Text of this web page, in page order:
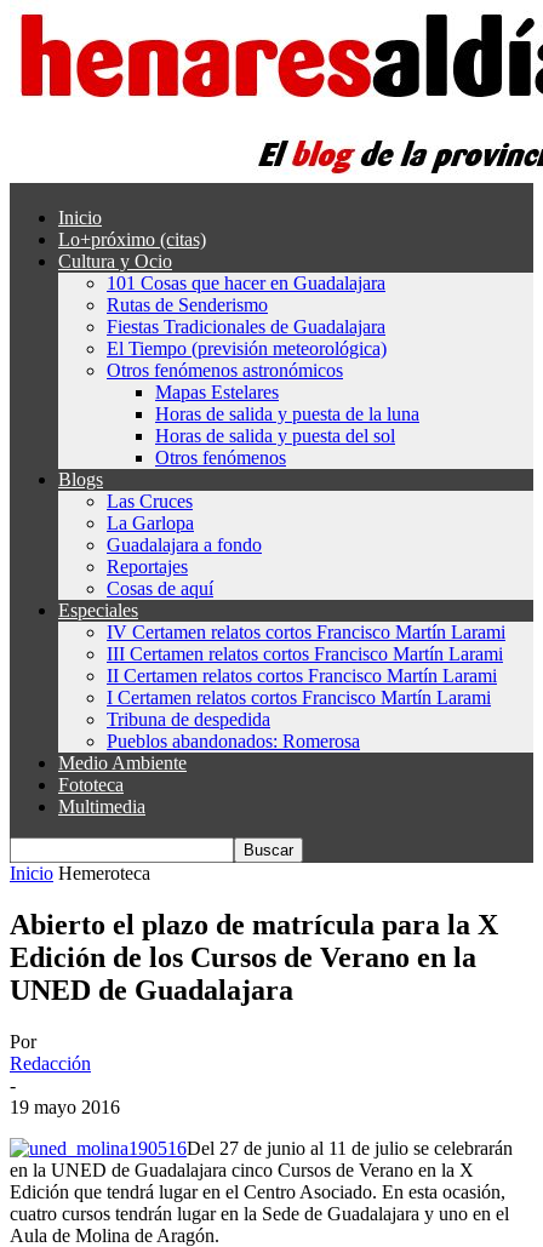
Inicio
Lo+próximo (citas)
Cultura y Ocio
101 Cosas que hacer en Guadalajara
Rutas de Senderismo
Fiestas Tradicionales de Guadalajara
El Tiempo (previsión meteorológica)
Otros fenómenos astronómicos
Mapas Estelares
Horas de salida y puesta de la luna
Horas de salida y puesta del sol
Otros fenómenos
Blogs
Las Cruces
La Garlopa
Guadalajara a fondo
Reportajes
Cosas de aquí
Especiales
IV Certamen relatos cortos Francisco Martín Larami
III Certamen relatos cortos Francisco Martín Larami
II Certamen relatos cortos Francisco Martín Larami
I Certamen relatos cortos Francisco Martín Larami
Tribuna de despedida
Pueblos abandonados: Romerosa
Medio Ambiente
Fototeca
Multimedia
Inicio Hemeroteca
Abierto el plazo de matrícula para la X
Edición de los Cursos de Verano en la
UNED de Guadalajara
Por
Redacción
-
19 mayo 2016
Del 27 de junio al 11 de julio se celebrarán
en la UNED de Guadalajara cinco Cursos de Verano en la X
Edición que tendrá lugar en el Centro Asociado. En esta ocasión,
cuatro cursos tendrán lugar en la Sede de Guadalajara y uno en el
Aula de Molina de Aragón.